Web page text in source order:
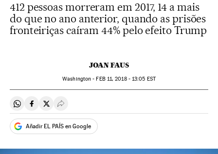
412 pessoas morreram em 2017, 14 a mais
do que no ano anterior, quando as prisões
fronteiriças caíram 44% pelo efeito Trump
JOAN FAUS
Washington -FEB11, 2018 - 13:05 EST
Compartir en Whatsapp
Compartir en Facebook
Compartir en Twitter
Desplegar Redes Sociales
Añadir EL PAÍS en Google